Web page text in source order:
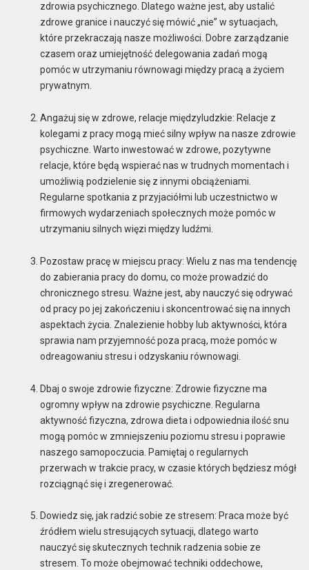
zdrowia psychicznego. Dlatego ważne jest, aby ustalić
zdrowe granice i nauczyć się mówić „nie” w sytuacjach,
które przekraczają nasze możliwości. Dobre zarządzanie
czasem oraz umiejętność delegowania zadań mogą
pomóc w utrzymaniu równowagi między pracą a życiem
prywatnym.
Angażuj się w zdrowe, relacje międzyludzkie: Relacje z
kolegami z pracy mogą mieć silny wpływ na nasze zdrowie
psychiczne. Warto inwestować w zdrowe, pozytywne
relacje, które będą wspierać nas w trudnych momentach i
umożliwią podzielenie się z innymi obciążeniami.
Regularne spotkania z przyjaciółmi lub uczestnictwo w
firmowych wydarzeniach społecznych może pomóc w
utrzymaniu silnych więzi między ludźmi.
Pozostaw pracę w miejscu pracy: Wielu z nas ma tendencję
do zabierania pracy do domu, co może prowadzić do
chronicznego stresu. Ważne jest, aby nauczyć się odrywać
od pracy po jej zakończeniu i skoncentrować się na innych
aspektach życia. Znalezienie hobby lub aktywności, która
sprawia nam przyjemność poza pracą, może pomóc w
odreagowaniu stresu i odzyskaniu równowagi.
Dbaj o swoje zdrowie fizyczne: Zdrowie fizyczne ma
ogromny wpływ na zdrowie psychiczne. Regularna
aktywność fizyczna, zdrowa dieta i odpowiednia ilość snu
mogą pomóc w zmniejszeniu poziomu stresu i poprawie
naszego samopoczucia. Pamiętaj o regularnych
przerwach w trakcie pracy, w czasie których będziesz mógł
rozciągnąć się i zregenerować.
Dowiedz się, jak radzić sobie ze stresem: Praca może być
źródłem wielu stresujących sytuacji, dlatego warto
nauczyć się skutecznych technik radzenia sobie ze
stresem. To może obejmować techniki oddechowe,